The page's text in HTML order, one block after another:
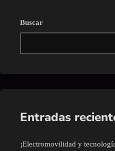
Buscar
Entradas
¡Electromovilidad y